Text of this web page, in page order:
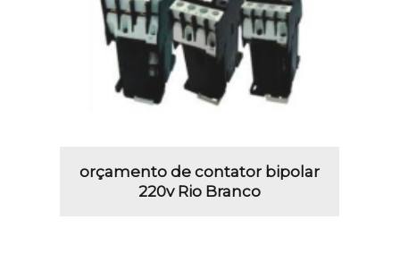
orçamento de contator bipolar
220v Rio Branco